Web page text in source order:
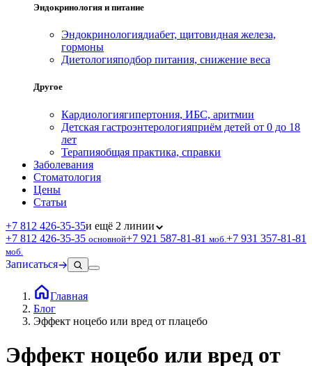
Эндокринология и питание
Эндокринологиядиабет, щитовидная железа,
гормоны
Диетологияподбор питания, снижение веса
Другое
Кардиологиягипертония, ИБС, аритмии
Детская гастроэнтерологияприём детей от 0 до 18
лет
Терапияобщая практика, справки
Заболевания
Стоматология
Цены
Статьи
+7 812 426‑35‑35и ещё 2 линии
+7 812 426‑35‑35 основной+7 921 587‑81‑81 моб. +7 931 357‑81‑81
моб.
Записаться
Главная
Блог
Эффект ноцебо или вред от плацебо
Эффект ноцебо или вред от